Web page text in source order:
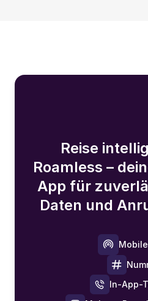
Reise
Roamless –
App für
Daten und
In-App-